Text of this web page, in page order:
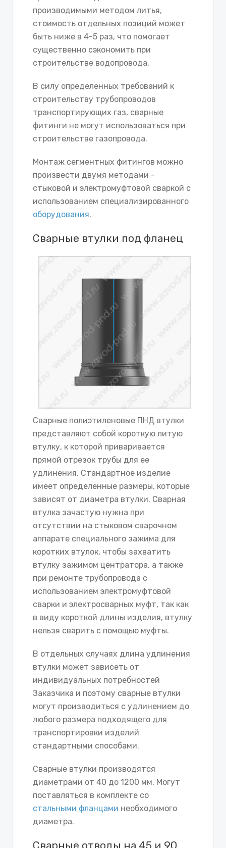
производимыми методом литья,
стоимость отдельных позиций может
быть ниже в 4-5 раз, что помогает
существенно сэкономить при
строительстве водопровода.
В силу определенных требований к
строительству трубопроводов
транспортирующих газ, сварные
фитинги не могут использоваться при
строительстве газопровода.
Монтаж сегментных фитингов можно
произвести двумя методами -
стыковой и электромуфтовой сваркой с
использованием специализированного
оборудования.
Сварные втулки под фланец
Сварные полиэтиленовые ПНД втулки
представляют собой короткую литую
втулку, к которой приваривается
прямой отрезок трубы для ее
удлинения. Стандартное изделие
имеет определенные размеры, которые
зависят от диаметра втулки. Сварная
втулка зачастую нужна при
отсутствии на стыковом сварочном
аппарате специального зажима для
коротких втулок, чтобы захватить
втулку зажимом центратора, а также
при ремонте трубопровода с
использованием электромуфтовой
сварки и электросварных муфт, так как
в виду короткой длины изделия, втулку
нельзя сварить с помощью муфты.
В отдельных случаях длина удлинения
втулки может зависеть от
индивидуальных потребностей
Заказчика и поэтому сварные втулки
могут производиться с удлинением до
любого размера подходящего для
транспортировки изделий
стандартными способами.
Сварные втулки производятся
диаметрами от 40 до 1200 мм. Могут
поставляться в комплекте со
стальными фланцами необходимого
диаметра.
Сварные отводы на 45 и 90